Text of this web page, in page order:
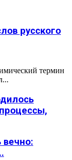
русского
термин